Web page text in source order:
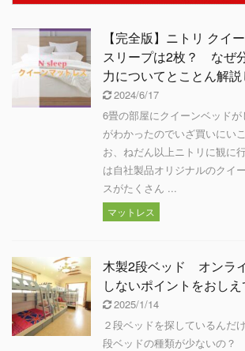
【完全版】ニトリ クイ
スリープは2枚？ なぜ
力についてとことん解
2024/6/17
6畳の部屋にクイーンベッドが
がわかったのでいざ買いにい
お、ねだん以上ニトリに観に
は自社製品オリジナルのクイ
スがたくさん ...
マットレス
木製2段ベッド オンラ
しないポイントをおしえ
2025/1/14
２段ベッドを探しているんだ
段ベッドの種類が少ないの